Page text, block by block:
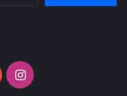
YouTubeInstagram